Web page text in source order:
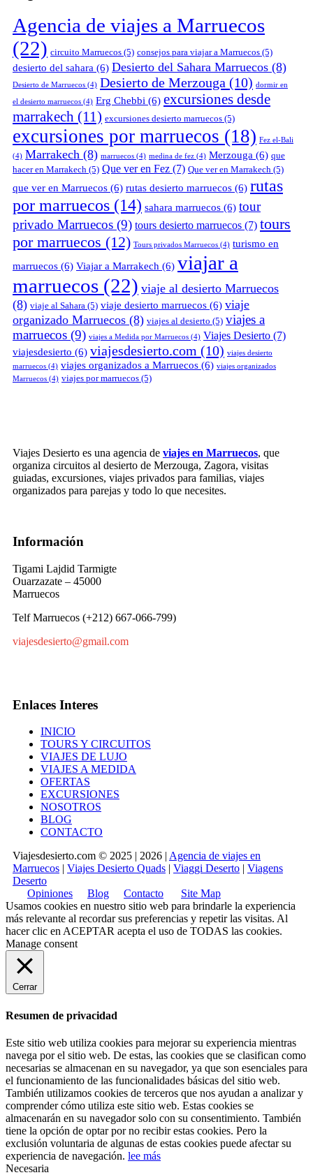
Agencia de viajes a Marruecos
(22) circuito Marruecos (5) consejos para viajar a Marruecos (5)
desierto del sahara (6) Desierto del Sahara Marruecos (8)
Desierto de Marruecos (4) Desierto de Merzouga (10) dormir en
el desierto marruecos (4) Erg Chebbi (6) excursiones desde
marrakech (11) excursiones desierto marruecos (5)
excursiones por marruecos (18) Fez el-Bali
(4) Marrakech (8) marruecos (4) medina de fez (4) Merzouga (6) que
hacer en Marrakech (5) Que ver en Fez (7) Que ver en Marrakech (5)
que ver en Marruecos (6) rutas desierto marruecos (6) rutas
por marruecos (14) sahara marruecos (6) tour
privado Marruecos (9) tours desierto marruecos (7) tours
por marruecos (12) Tours privados Marruecos (4) turismo en
marruecos (6) Viajar a Marrakech (6) viajar a
marruecos (22) viaje al desierto Marruecos
(8) viaje al Sahara (5) viaje desierto marruecos (6) viaje
organizado Marruecos (8) viajes al desierto (5) viajes a
marruecos (9) viajes a Medida por Marruecos (4) Viajes Desierto (7)
viajesdesierto (6) viajesdesierto.com (10) viajes desierto
marruecos (4) viajes organizados a Marruecos (6) viajes organizados
Marruecos (4) viajes por marruecos (5)
Viajes Desierto es una agencia de viajes en Marruecos, que
organiza circuitos al desierto de Merzouga, Zagora, visitas
guiadas, excursiones, viajes privados para familias, viajes
organizados para parejas y todo lo que necesites.
Información
Tigami Lajdid Tarmigte
Ouarzazate – 45000
Marruecos
Telf Marruecos (+212) 667-066-799)
viajesdesierto@gmail.com
Enlaces Interes
INICIO
TOURS Y CIRCUITOS
VIAJES DE LUJO
VIAJES A MEDIDA
OFERTAS
EXCURSIONES
NOSOTROS
BLOG
CONTACTO
Viajesdesierto.com © 2025 | 2026 | Agencia de viajes en
Marruecos | Viajes Desierto Quads | Viaggi Deserto | Viagens
Deserto
Opiniones
Blog Contacto
Site Map
Usamos cookies en nuestro sitio web para brindarle la experiencia
más relevante al recordar sus preferencias y repetir las visitas. Al
hacer clic en ACEPTAR acepta el uso de TODAS las cookies.
Manage consent
Cerrar
Resumen de privacidad
Este sitio web utiliza cookies para mejorar su experiencia mientras
navega por el sitio web. De estas, las cookies que se clasifican como
necesarias se almacenan en su navegador, ya que son esenciales para
el funcionamiento de las funcionalidades básicas del sitio web.
También utilizamos cookies de terceros que nos ayudan a analizar y
comprender cómo utiliza este sitio web. Estas cookies se
almacenarán en su navegador solo con su consentimiento. También
tiene la opción de optar por no recibir estas cookies. Pero la
exclusión voluntaria de algunas de estas cookies puede afectar su
experiencia de navegación. lee más
Necesaria